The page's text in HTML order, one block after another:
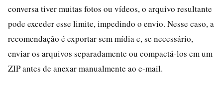
conversa tiver muitas fotos ou vídeos, o arquivo resultante
pode exceder esse limite, impedindo o envio. Nesse caso, a
recomendação é exportar sem mídia e, se necessário,
enviar os arquivos separadamente ou compactá-los em um
ZIP antes de anexar manualmente ao e-mail.